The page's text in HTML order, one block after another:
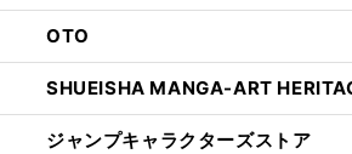
OTO
SHUEISHA MANGA-ART
ジャンプキャラクターズストア